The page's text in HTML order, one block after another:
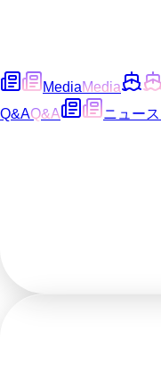
MediaMedia
Q&AQ&A ニュース